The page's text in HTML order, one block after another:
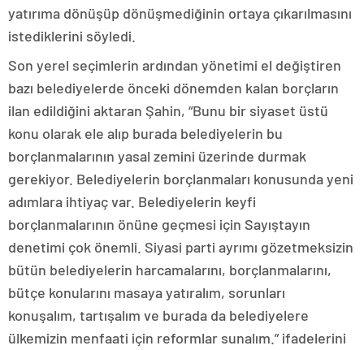
yatırıma dönüşüp dönüşmediğinin ortaya çıkarılmasını
istediklerini söyledi.
Son yerel seçimlerin ardından yönetimi el değiştiren
bazı belediyelerde önceki dönemden kalan borçların
ilan edildiğini aktaran Şahin, “Bunu bir siyaset üstü
konu olarak ele alıp burada belediyelerin bu
borçlanmalarının yasal zemini üzerinde durmak
gerekiyor. Belediyelerin borçlanmaları konusunda yeni
adımlara ihtiyaç var. Belediyelerin keyfi
borçlanmalarının önüne geçmesi için Sayıştayın
denetimi çok önemli. Siyasi parti ayrımı gözetmeksizin
bütün belediyelerin harcamalarını, borçlanmalarını,
bütçe konularını masaya yatıralım, sorunları
konuşalım, tartışalım ve burada da belediyelere
ülkemizin menfaati için reformlar sunalım.” ifadelerini